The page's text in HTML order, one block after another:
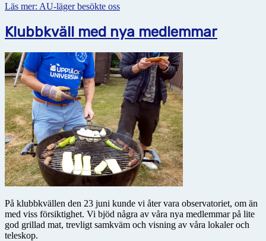
Läs mer: AU-läger besökte oss
Klubbkväll med nya medlemmar
På klubbkvällen den 23 juni kunde vi åter vara observatoriet, om än
med viss försiktighet. Vi bjöd några av våra nya medlemmar på lite
god grillad mat, trevligt samkväm och visning av våra lokaler och
teleskop.